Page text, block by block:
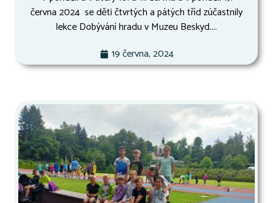
června 2024 se děti čtvrtých a pátých tříd zúčastnily
lekce Dobývání hradu v Muzeu Beskyd....
19 června, 2024